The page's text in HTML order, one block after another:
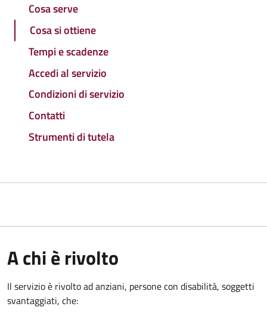
Cosa serve
Cosa si ottiene
Tempi e scadenze
Accedi al servizio
Condizioni di servizio
Contatti
Strumenti di tutela
A chi è rivolto
Il servizio è rivolto ad anziani, persone con disabilità, soggetti
svantaggiati, che: